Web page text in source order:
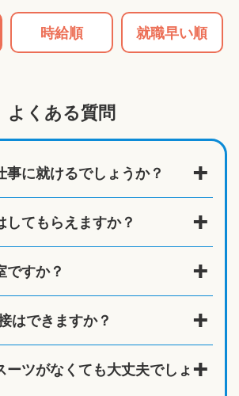
時給順 就職早い順
よくある質問
事に就けるでしょうか？
してもらえますか？
ですか？
はできますか？
ーツがなくても大丈夫でしょ